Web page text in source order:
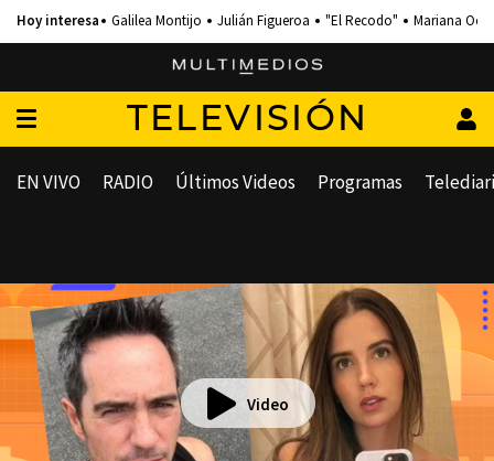
Galilea Montijo Julián Figueroa "El Recodo" Mariana
TELEVISIÓN
EN VIVO RADIO Últimos Videos Programas
Video